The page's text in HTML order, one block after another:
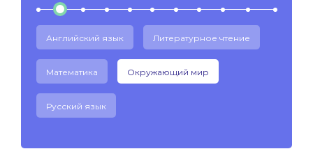
Английский язык Литературное чтение
Математика Окружающий мир
Русский язык